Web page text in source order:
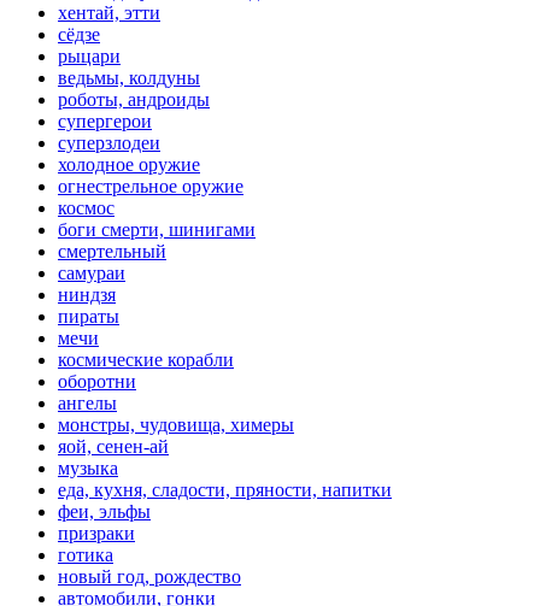
хентай, этти
сёдзе
рыцари
ведьмы, колдуны
роботы, андроиды
супергерои
суперзлодеи
холодное оружие
огнестрельное оружие
космос
боги смерти, шинигами
смертельный
самураи
ниндзя
пираты
мечи
космические корабли
оборотни
ангелы
монстры, чудовища, химеры
яой, сенен-ай
музыка
еда, кухня, сладости, пряности, напитки
феи, эльфы
призраки
готика
новый год, рождество
автомобили, гонки